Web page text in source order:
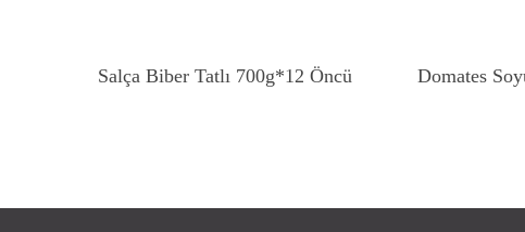
Salça Biber Tatlı 700g*12 Öncü Domates